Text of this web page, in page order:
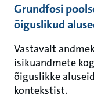
Grundfosi
õiguslikud
Vastavalt
isikuandmete
õiguslikke
kontekstist.